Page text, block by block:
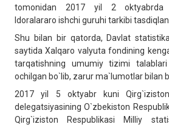
tomonidan 2017 yil 2 oktyabrda
Idoralararo ishchi guruhi tarkibi
Shu bilan bir qatorda, Davlat
saytida Xalqaro valyuta fondining
tarqatishning umumiy tizimi
ochilgan bo`lib, zarur ma`lumotlar bilan
2017 yil 5 oktyabr kuni
delegatsiyasining O`zbekiston
Qirg`iziston Respublikasi Milliy